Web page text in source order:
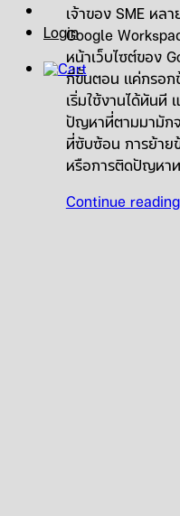
Login
เจ้าของ SME หล
Google
หน้าเว็บไซต์ของ
กี่ขั้นตอน แค่กรอก
เริ่มใช้งานได้ทันที
ปัญหาที่ตามมามักจ
ที่ซับซ้อน การย้าย
หรือการติดปัญหา
Continue reading